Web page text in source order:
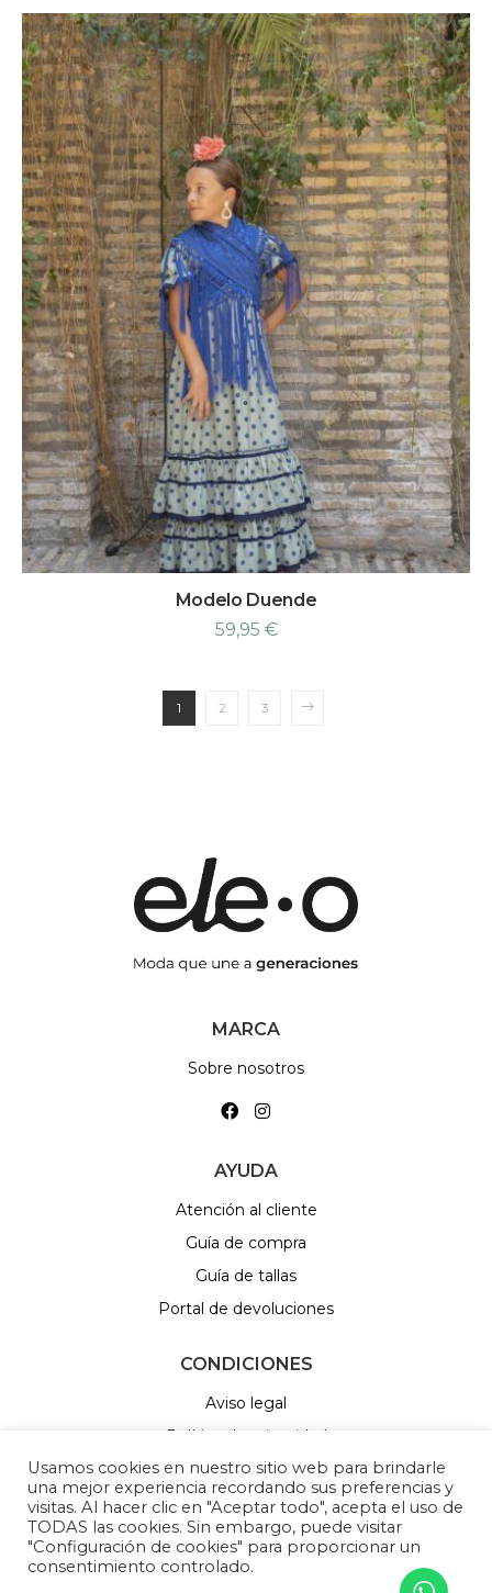
Modelo Duende
59,95 €
1 2 3
MARCA
Sobre nosotros
AYUDA
Atención al cliente
Guía de compra
Guía de tallas
Portal de devoluciones
CONDICIONES
Aviso legal
Política de privacidad
Política de Cookies
Política de sorteos
Cambios y devoluciones
Usamos cookies en nuestro sitio web para brindarle
una mejor experiencia recordando sus preferencias y
visitas. Al hacer clic en "Aceptar todo", acepta el uso de
TODAS las cookies. Sin embargo, puede visitar
"Configuración de cookies" para proporcionar un
consentimiento controlado.